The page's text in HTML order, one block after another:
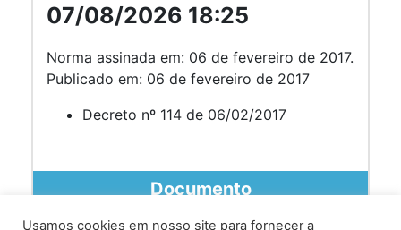
07/08/2026 18:25
Norma assinada em: 06 de fevereiro de 2017.
Publicado em: 06 de fevereiro de 2017
Decreto nº 114 de 06/02/2017
Documento
Usamos cookies em nosso site para fornecer a